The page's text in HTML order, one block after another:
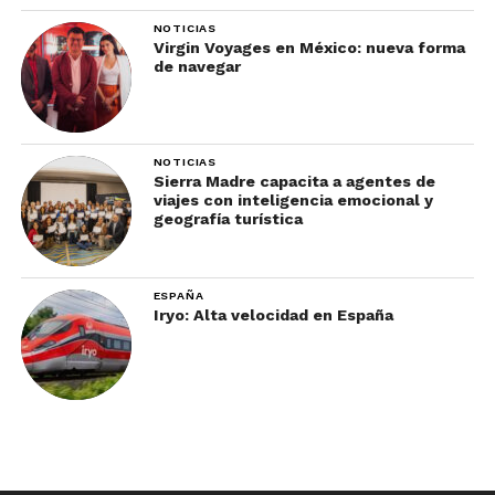
Uno preguntando:
“¿y aquí qué hay?”
Y la respuesta de siempre:
“Al rato se pone bueno.”
Claro.
NOTICIAS
Virgin Voyages en México: nueva forma
de navegar
NOTICIAS
Sierra Madre capacita a agentes de
viajes con inteligencia emocional y
geografía turística
ESPAÑA
Iryo: Alta velocidad en España